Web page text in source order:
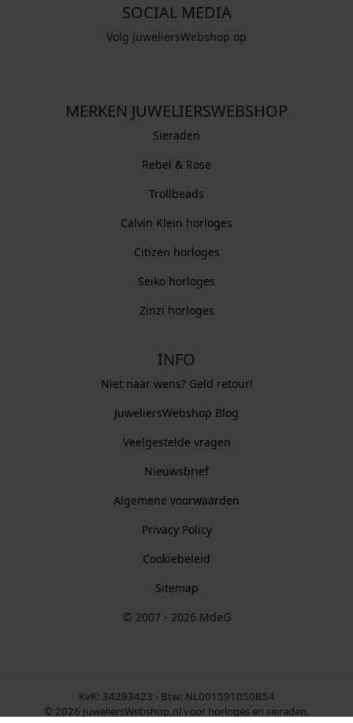
SOCIAL MEDIA
Volg JuweliersWebshop op
MERKEN JUWELIERSWEBSHOP
Sieraden
Rebel & Rose
Trollbeads
Calvin Klein horloges
Citizen horloges
Seiko horloges
Zinzi horloges
INFO
Niet naar wens? Geld retour!
JuweliersWebshop Blog
Veelgestelde vragen
Nieuwsbrief
Algemene voorwaarden
Privacy Policy
Cookiebeleid
Sitemap
© 2007 - 2026 MdeG
KvK: 34293423 - Btw: NL001591050B54
© 2026 JuweliersWebshop.nl voor horloges en sieraden.